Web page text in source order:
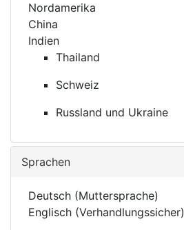
Nordamerika
China
Indien
Thailand
Schweiz
Russland und Ukraine
Sprachen
Deutsch (Muttersprache)
Englisch (Verhandlungssicher)